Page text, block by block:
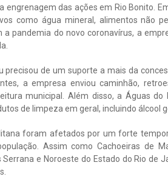
engrenagem das ações em Rio Bonito.
como água mineral, alimentos não
a pandemia do novo coronavírus, a
precisou de um suporte a mais da
a empresa enviou caminhão,
municipal. Além disso, a Águas
de limpeza em geral, incluindo álcool
foram afetados por um forte
Assim como Cachoeiras de
Serrana e Noroeste do Estado do Rio